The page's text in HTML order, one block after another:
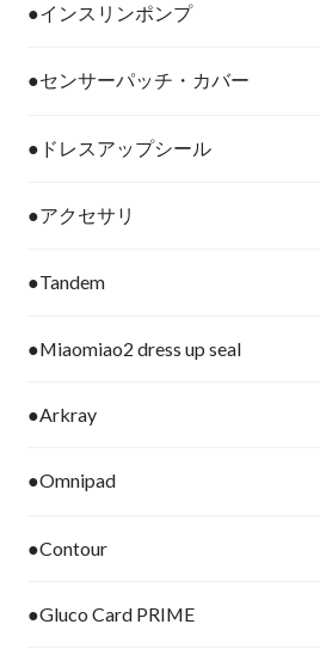
●インスリンポンプ
●センサーパッチ・カバー
●ドレスアップシール
●アクセサリ
●Tandem
●Miaomiao2 dress up seal
●Arkray
●Omnipad
●Contour
●Gluco Card PRIME